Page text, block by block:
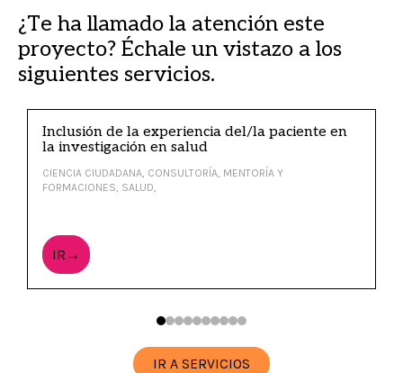
¿Te ha llamado la atención este
proyecto? Échale un vistazo a los
siguientes servicios.
Inclusión de la experiencia del/la paciente en
la investigación en salud
CIENCIA CIUDADANA, CONSULTORÍA, MENTORÍA Y
FORMACIONES, SALUD,
IR→
IR A SERVICIOS